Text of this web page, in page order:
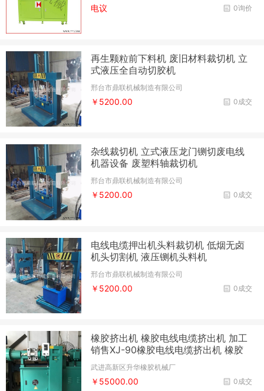
0询价
电议
再生颗粒前下料机 废旧材料裁切机 立
式液压全自动切胶机
邢台市鼎联机械制造有限公司
0成交
￥5200.00
杂线裁切机 立式液压龙门铡切废电线
机器设备 废塑料轴裁切机
邢台市鼎联机械制造有限公司
0成交
￥5200.00
电线电缆押出机头料裁切机 低烟无卤
机头切割机 液压铡机头料机
邢台市鼎联机械制造有限公司
0成交
￥5200.00
橡胶挤出机 橡胶电线电缆挤出机 加工
销售XJ-90橡胶电线电缆挤出机 橡胶
管橡胶片挤出机 可定制 橡胶电线电缆
挤出机价格
武进高新区升华橡胶机械厂
0成交
￥55000.00